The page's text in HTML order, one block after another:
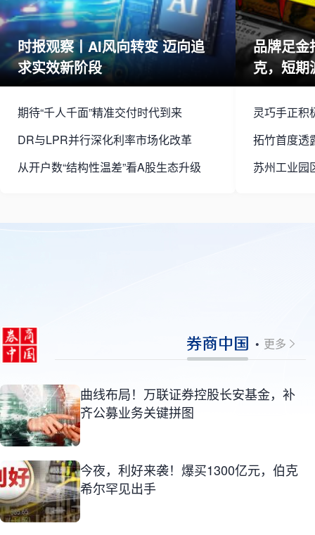
时报观察丨AI风向转变 迈向追
求实效新阶段
期待“千人千面”精准交付时代到来
DR与LPR并行深化利率市场化改革
从开户数“结构性温差”看A股生态升级
品牌足金
克，短期
市场？
灵巧手正积
苏州工业园
更多
曲线布局！万联证券控股长安基金，补
齐公募业务关键拼图
今夜，利好来袭！爆买1300亿元，伯克
希尔罕见出手